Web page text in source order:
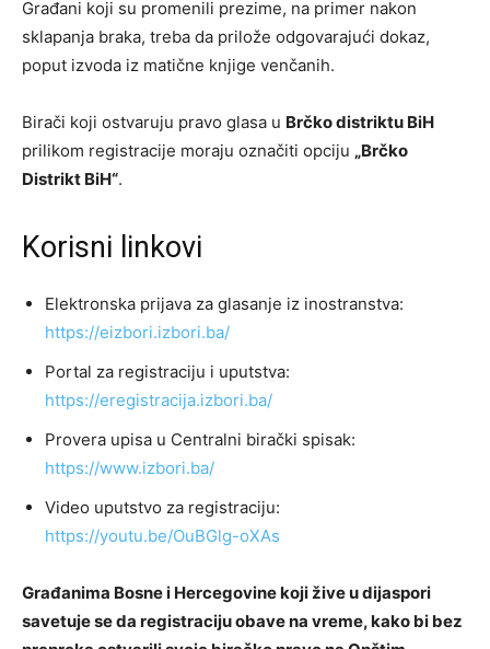
Građani koji su promenili prezime, na primer nakon
sklapanja braka, treba da prilože odgovarajući dokaz,
poput izvoda iz matične knjige venčanih.
Birači koji ostvaruju pravo glasa u Brčko distriktu BiH
prilikom registracije moraju označiti opciju „Brčko
Distrikt BiH“.
Korisni linkovi
Elektronska prijava za glasanje iz inostranstva:
https://eizbori.izbori.ba/
Portal za registraciju i uputstva:
https://eregistracija.izbori.ba/
Provera upisa u Centralni birački spisak:
https://www.izbori.ba/
Video uputstvo za registraciju:
https://youtu.be/OuBGlg-oXAs
Građanima Bosne i Hercegovine koji žive u dijaspori
savetuje se da registraciju obave na vreme, kako bi bez